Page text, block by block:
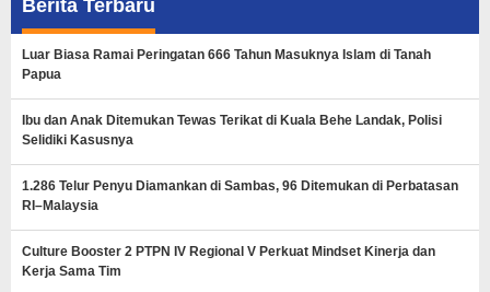
Berita Terbaru
Luar Biasa Ramai Peringatan 666 Tahun Masuknya Islam di Tanah
Papua
Ibu dan Anak Ditemukan Tewas Terikat di Kuala Behe Landak, Polisi
Selidiki Kasusnya
1.286 Telur Penyu Diamankan di Sambas, 96 Ditemukan di Perbatasan
RI–Malaysia
Culture Booster 2 PTPN IV Regional V Perkuat Mindset Kinerja dan
Kerja Sama Tim